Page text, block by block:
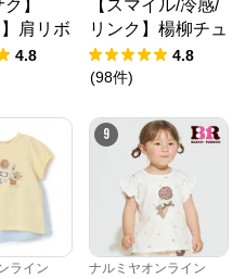
】
】肩リボ
キャッ
ス
4.8
【スマイル/冷感/
リンク】楊柳チュ
ニック
4.8
(98件)
ライン
9
ナルミヤオンライン
ンライン
サイト
が開きます